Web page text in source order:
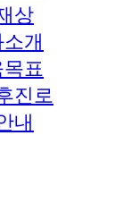
상
개
표
진로
내